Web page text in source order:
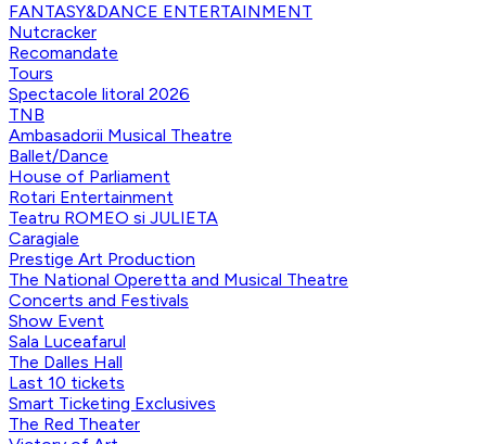
FANTASY&DANCE ENTERTAINMENT
Nutcracker
Recomandate
Tours
Spectacole litoral 2026
TNB
Ambasadorii Musical Theatre
Ballet/Dance
House of Parliament
Rotari Entertainment
Teatru ROMEO si JULIETA
Caragiale
Prestige Art Production
The National Operetta and Musical Theatre
Concerts and Festivals
Show Event
Sala Luceafarul
The Dalles Hall
Last 10 tickets
Smart Ticketing Exclusives
The Red Theater